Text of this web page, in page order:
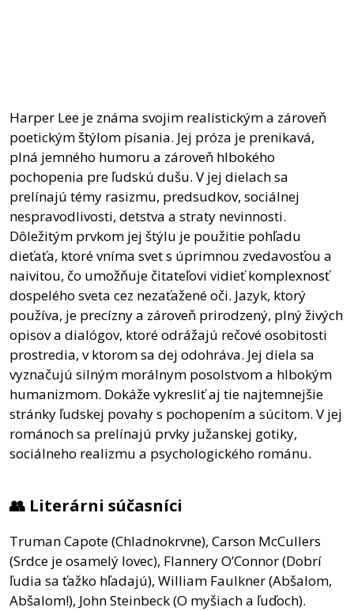
Harper Lee je známa svojim realistickým a zároveň
poetickým štýlom písania. Jej próza je prenikavá,
plná jemného humoru a zároveň hlbokého
pochopenia pre ľudskú dušu. V jej dielach sa
prelínajú témy rasizmu, predsudkov, sociálnej
nespravodlivosti, detstva a straty nevinnosti.
Dôležitým prvkom jej štýlu je použitie pohľadu
dieťaťa, ktoré vníma svet s úprimnou zvedavosťou a
naivitou, čo umožňuje čitateľovi vidieť komplexnosť
dospelého sveta cez nezaťažené oči. Jazyk, ktorý
používa, je precízny a zároveň prirodzený, plný živých
opisov a dialógov, ktoré odrážajú rečové osobitosti
prostredia, v ktorom sa dej odohráva. Jej diela sa
vyznačujú silným morálnym posolstvom a hlbokým
humanizmom. Dokáže vykresliť aj tie najtemnejšie
stránky ľudskej povahy s pochopením a súcitom. V jej
románoch sa prelínajú prvky južanskej gotiky,
sociálneho realizmu a psychologického románu.
👥 Literárni súčasníci
Truman Capote (Chladnokrvne), Carson McCullers
(Srdce je osamelý lovec), Flannery O’Connor (Dobrí
ľudia sa ťažko hľadajú), William Faulkner (Abšalom,
Abšalom!), John Steinbeck (O myšiach a ľuďoch).